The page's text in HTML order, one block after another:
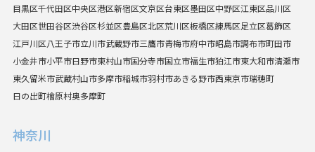
目黒区千代田区中央区港区新宿区文京区台東区墨田区中野区江東区品川区
大田区世田谷区渋谷区杉並区豊島区北区荒川区板橋区練馬区足立区葛飾区
江戸川区八王子市立川市武蔵野市三鷹市青梅市府中市昭島市調布市町田市
小金井市小平市日野市東村山市国分寺市国立市福生市狛江市東大和市清瀬市
東久留米市武蔵村山市多摩市稲城市羽村市あきる野市西東京市瑞穂町
日の出町檜原村奥多摩町
神奈川